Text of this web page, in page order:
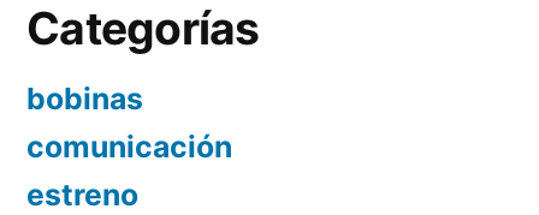
Categorías
bobinas
comunicación
estreno